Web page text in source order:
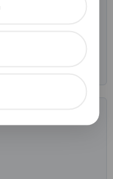
обработку
с "